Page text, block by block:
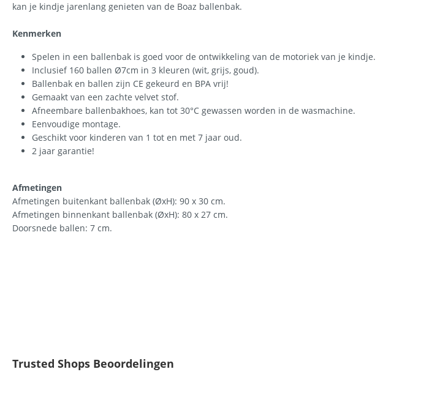
kan je kindje jarenlang genieten van de Boaz ballenbak.
Kenmerken
Spelen in een ballenbak is goed voor de ontwikkeling van de motoriek van je kindje.
Inclusief 160 ballen Ø7cm in 3 kleuren (wit, grijs, goud).
Ballenbak en ballen zijn CE gekeurd en BPA vrij!
Gemaakt van een zachte velvet stof.
Afneembare ballenbakhoes, kan tot 30°C gewassen worden in de wasmachine.
Eenvoudige montage.
Geschikt voor kinderen van 1 tot en met 7 jaar oud.
2 jaar garantie!
Afmetingen
Afmetingen buitenkant ballenbak (ØxH): 90 x 30 cm.
Afmetingen binnenkant ballenbak (ØxH): 80 x 27 cm.
Doorsnede ballen: 7 cm.
Trusted Shops Beoordelingen